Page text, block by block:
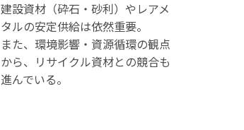
建設資材（砕石・砂利）やレアメ
タルの安定供給は依然重要。
また、環境影響・資源循環の観点
から、リサイクル資材との競合も
進んでいる。